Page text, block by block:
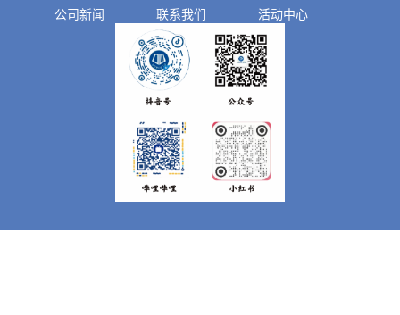
公司新闻
联系我们 活动中心